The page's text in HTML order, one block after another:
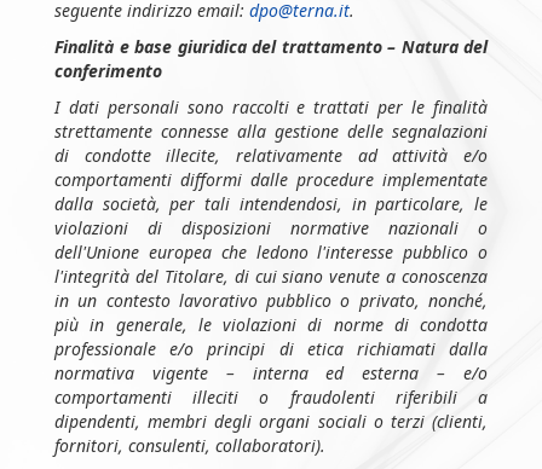
seguente indirizzo email: dpo@terna.it.
Finalità e base giuridica del trattamento – Natura del
conferimento
I dati personali sono raccolti e trattati per le finalità
strettamente connesse alla gestione delle segnalazioni
di condotte illecite, relativamente ad attività e/o
comportamenti difformi dalle procedure implementate
dalla società, per tali intendendosi, in particolare, le
violazioni di disposizioni normative nazionali o
dell'Unione europea che ledono l'interesse pubblico o
l'integrità del Titolare, di cui siano venute a conoscenza
in un contesto lavorativo pubblico o privato, nonché,
più in generale, le violazioni di norme di condotta
professionale e/o principi di etica richiamati dalla
normativa vigente – interna ed esterna – e/o
comportamenti illeciti o fraudolenti riferibili a
dipendenti, membri degli organi sociali o terzi (clienti,
fornitori, consulenti, collaboratori).